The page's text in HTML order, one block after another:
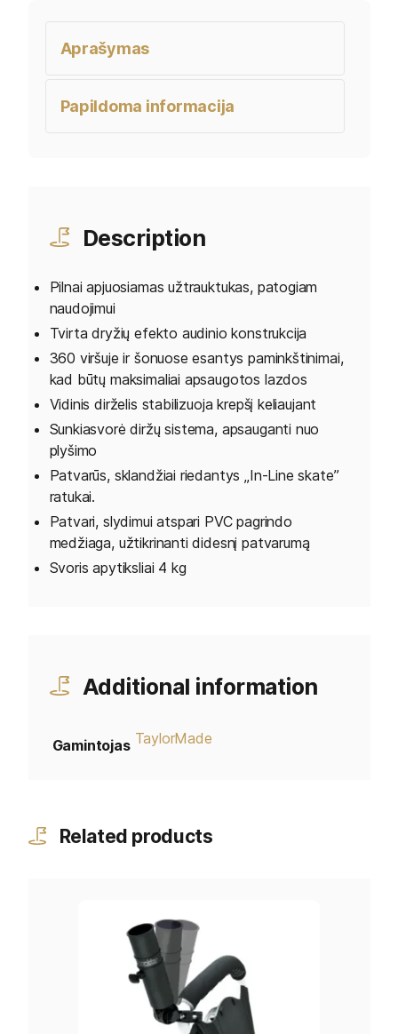
Aprašymas
Papildoma informacija
Description
Pilnai apjuosiamas užtrauktukas, patogiam
naudojimui
Tvirta dryžių efekto audinio konstrukcija
360 viršuje ir šonuose esantys paminkštinimai,
kad būtų maksimaliai apsaugotos lazdos
Vidinis dirželis stabilizuoja krepšį keliaujant
Sunkiasvorė diržų sistema, apsauganti nuo
plyšimo
Patvarūs, sklandžiai riedantys „In-Line skate”
ratukai.
Patvari, slydimui atspari PVC pagrindo
medžiaga, užtikrinanti didesnį patvarumą
Svoris apytiksliai 4 kg
Additional information
Gamintojas TaylorMade
Related products